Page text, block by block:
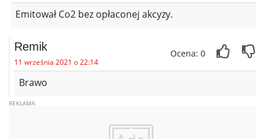
Emitował Co2 bez opłaconej akcyzy.
Remik
11 września 2021 o 22:14
Ocena: 0
Brawo